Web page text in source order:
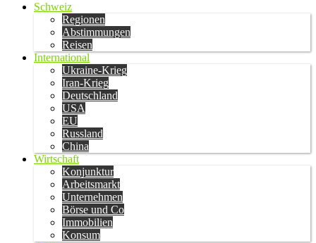
Schweiz
Regionen
Abstimmungen
Reisen
International
Ukraine-Krieg
Iran-Krieg
Deutschland
USA
EU
Russland
China
Wirtschaft
Konjunktur
Arbeitsmarkt
Unternehmen
Börse und Co
Immobilien
Konsum